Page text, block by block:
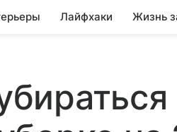
Лайфхаки Жизнь